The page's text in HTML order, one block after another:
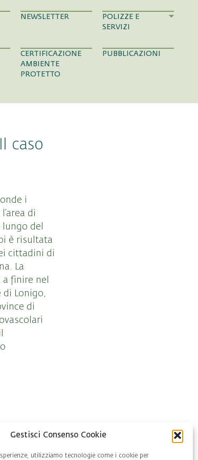
Gestisci Consenso Cookie
utilizziamo tecnologie come i cookie per
NEWSLETTER
POLIZZE E
SERVIZI
CERTIFICAZIONE
AMBIENTE
PROTETTO
PUBBLICAZIONI
caso
i
di
del
è risultata
cittadini di
La
finire nel
Lonigo,
di